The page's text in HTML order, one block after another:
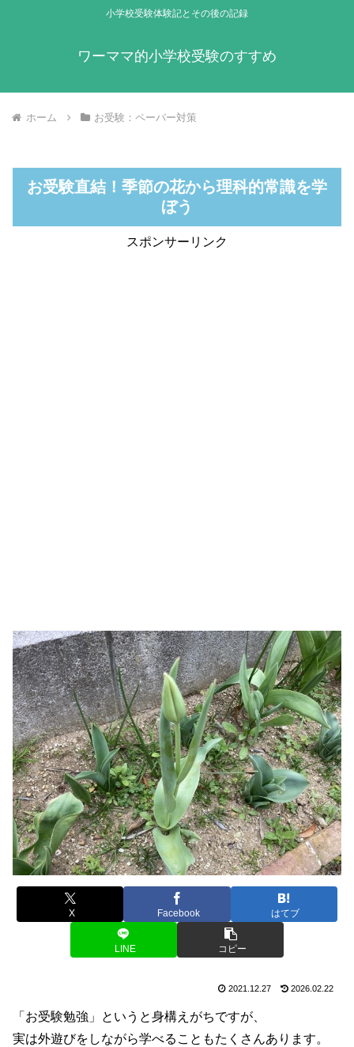
小学校受験体験記とその後の記録
ワーママ的小学校受験のすすめ
ホーム お受験：ペーパー対策
お受験直結！季節の花から理科的常識を学
ぼう
スポンサーリンク
X Facebook はてブ
LINE コピー
2021.12.27 2026.02.22
「お受験勉強」というと身構えがちですが、
実は外遊びをしながら学べることもたくさんあります。